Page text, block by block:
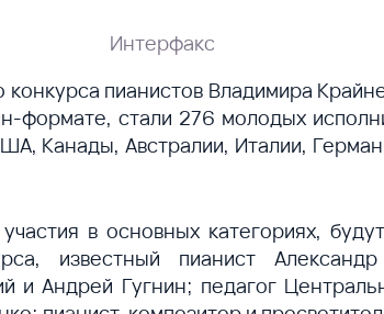
Интерфакс
пианистов Владимира
формате, стали 276 молодых
Канады, Австралии, Италии,
в основных категориях,
известный пианист
и Андрей Гугнин; педагог